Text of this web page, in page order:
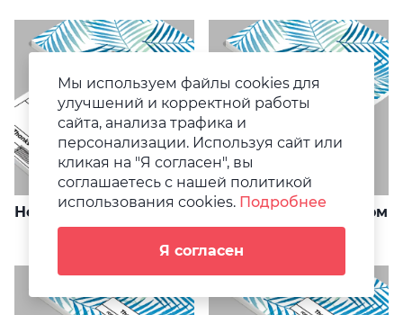
Новогодние открытки Открытки с логотипом
Мы используем файлы cookies для
улучшений и корректной работы
сайта, анализа трафика и
персонализации. Используя сайт или
кликая на "Я согласен", вы
соглашаетесь с нашей политикой
использования cookies. Подробнее
Я согласен